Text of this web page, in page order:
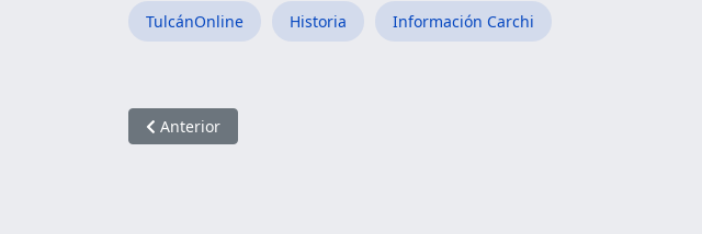
TulcánOnline Historia Información Carchi
Artículo anterior: Parroquia Cristóbal Colón
Anterior